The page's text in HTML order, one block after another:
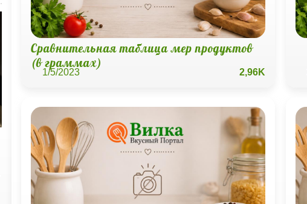
Сравнительная таблица мер продуктов
(в граммах)
1/5/2023 2,96K